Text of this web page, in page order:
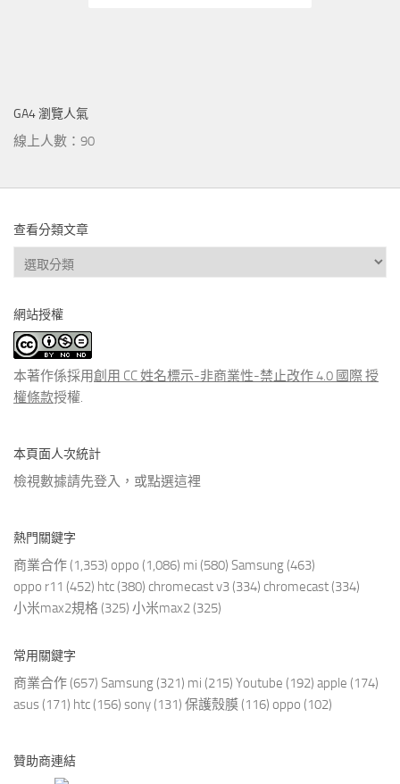
GA4 瀏覽人氣
線上人數：90
查看分類文章
查
看
類
文
章
網站授權
本著作係採用創用 CC 姓名標示-非商業性-禁止改作 4.0 國際 授
權條款授權.
本頁面人次統計
檢視數據請先登入，或點選這裡
熱門關鍵字
商業合作 (1,353) oppo (1,086) mi (580) Samsung (463)
oppo r11 (452) htc (380) chromecast v3 (334) chromecast (334)
小米max2規格 (325) 小米max2 (325)
常用關鍵字
商業合作 (657) Samsung (321) mi (215) Youtube (192) apple (174)
asus (171) htc (156) sony (131) 保護殼膜 (116) oppo (102)
贊助商連結